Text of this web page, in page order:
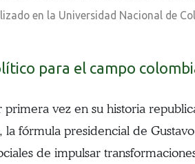
en la Universidad Nacional de
para el campo
vez en su historia
fórmula presidencial de
de impulsar